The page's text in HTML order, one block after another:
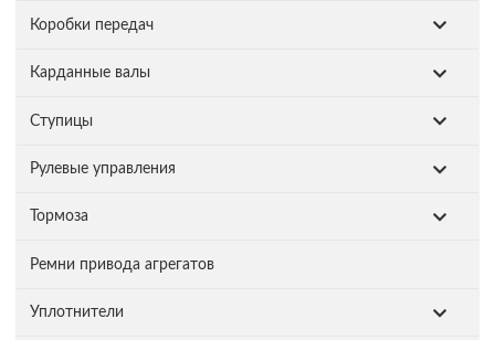
Коробки передач
Карданные валы
Ступицы
Рулевые управления
Тормоза
Ремни привода агрегатов
Уплотнители